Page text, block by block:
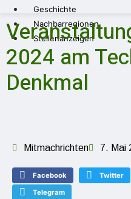
Geschichte
Nachbarregionen
Stellenanzeigen
2024 am
Denkmal
Mitmachrichten 7. Mai
Facebook Twitter
Telegram